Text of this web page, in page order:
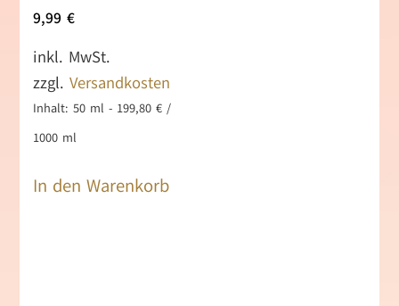
9,99€
inkl. MwSt.
zzgl.Versandkosten
Inhalt: 50 ml - 199,80€ /
1000 ml
In den Warenkorb